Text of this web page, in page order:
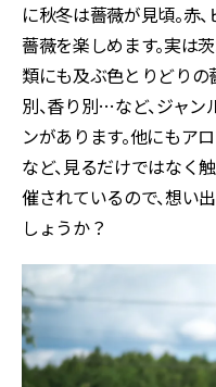
に秋冬は薔薇が見頃。赤
薔薇を楽しめます。実は
類にも及ぶ色とりどりの
別、香り別…など、ジャ
ンがあります。他にもア
など、見るだけではなく
催されているので、想い
しょうか？